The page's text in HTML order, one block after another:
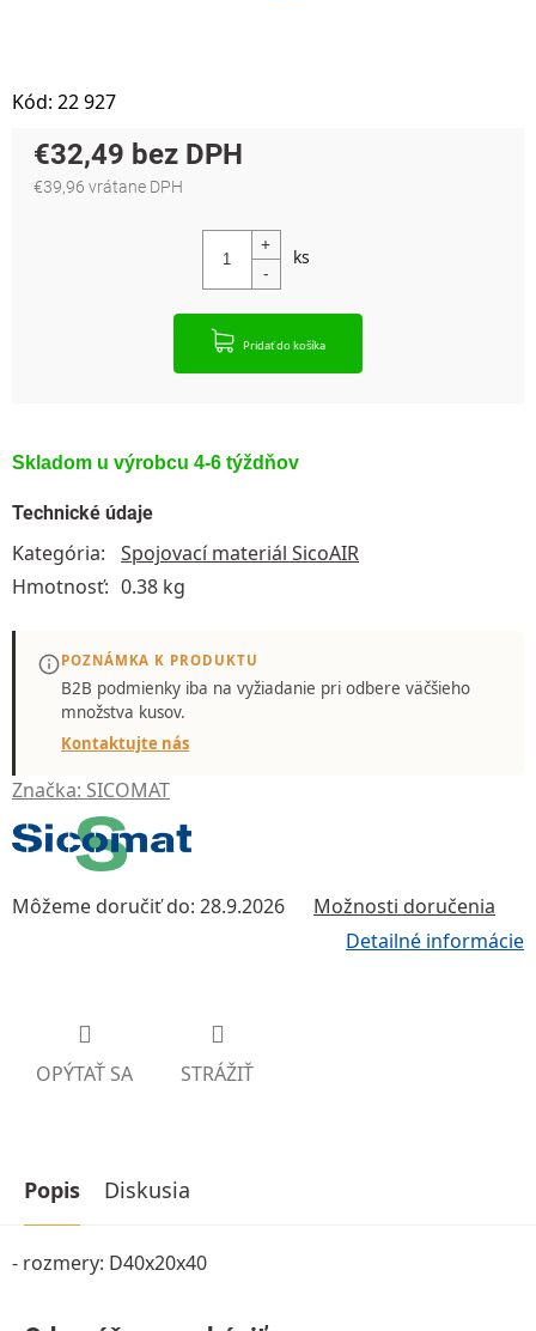
Skladom u výrobcu 4-6 týždňov
Značka: SICOMAT
Môžeme doručiť do: 28.9.2026 Možnosti doručenia
€32,49
€39,96 vrátane DPH
Pridať do košíka
Detailné informácie
OPÝTAŤ SA STRÁŽIŤ
Kód: 22 927
Technické údaje
Kategória:
Spojovací materiál SicoAIR
Hmotnosť: 0.38 kg
POZNÁMKA K PRODUKTU
B2B podmienky iba na vyžiadanie pri odbere väčšieho
množstva kusov.
Kontaktujte nás
Popis Diskusia
- rozmery: D40x20x40